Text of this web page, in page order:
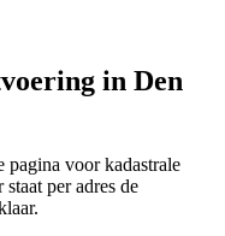
in Den
pagina voor kadastrale
per adres de